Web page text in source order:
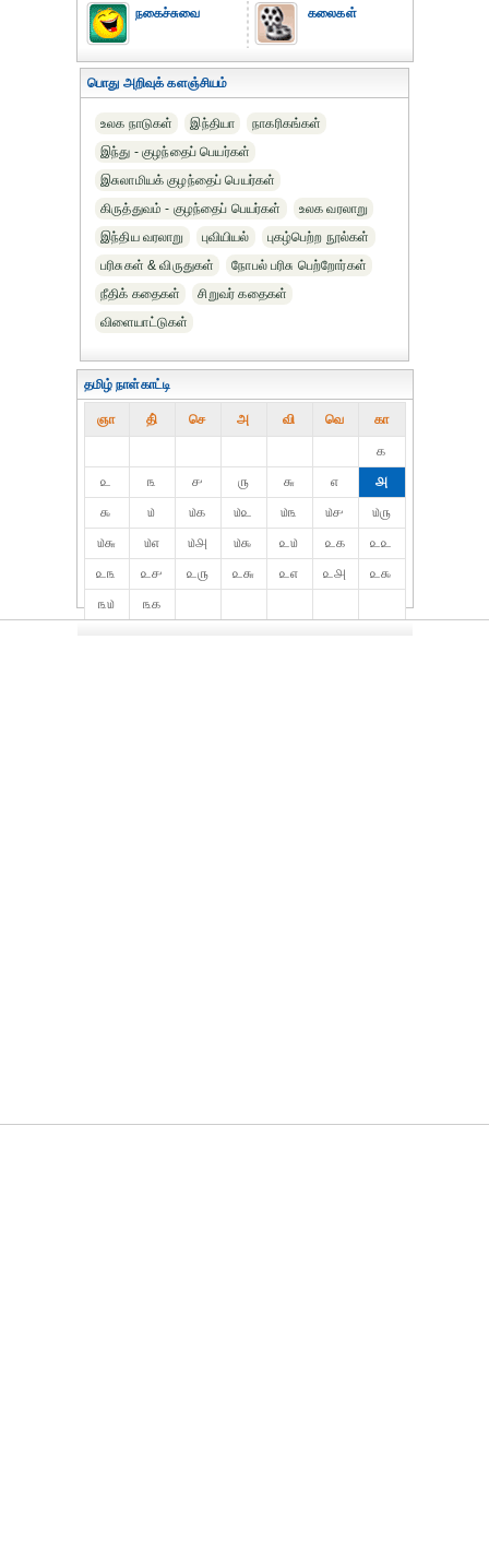
நகைச்சுவை கலைகள்
பொது அறிவுக் களஞ்சியம்
உலக நாடுகள் இந்தியா
நாகரிகங்கள்
இந்து - குழந்தைப் பெயர்கள்
இசுலாமியக் குழந்தைப் பெயர்கள்
கிருத்துவம் - குழந்தைப் பெயர்கள்
உலக வரலாறு
இந்திய வரலாறு
புவியியல்
புகழ்பெற்ற நூல்கள்
பரிசுகள் & விருதுகள்
நோபல் பரிசு‎ பெற்றோர்‎கள்
நீதிக் கதைகள்
சிறுவர் கதைகள்
விளையாட்டுகள்
தமிழ் நாள்காட்டி
ஞா தி் செ அ வி வெ கா
௧
௨
௩ ௪ ௫ ௬ ௭
௮
௯
௰ ௰௧ ௰௨ ௰௩ ௰௪
௰௫
௰௬
௰௭ ௰௮ ௰௯ ௨௰ ௨௧
௨௨
௨௩
௨௪ ௨௫ ௨௬ ௨௭ ௨௮
௨௯
௩௰
௩௧